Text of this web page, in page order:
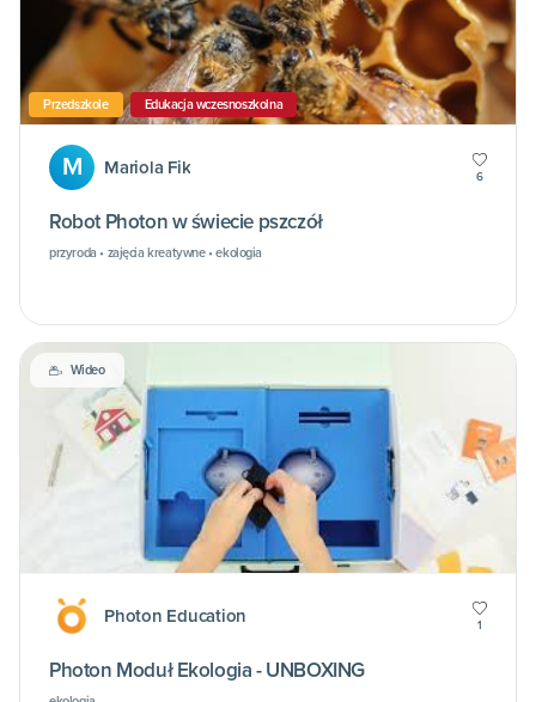
Przedszkole Edukacja wczesnoszkolna
M Mariola Fik 6
Robot Photon w świecie pszczół
przyroda • zajęcia kreatywne • ekologia
Wideo
Photon Education 1
Photon Moduł Ekologia - UNBOXING